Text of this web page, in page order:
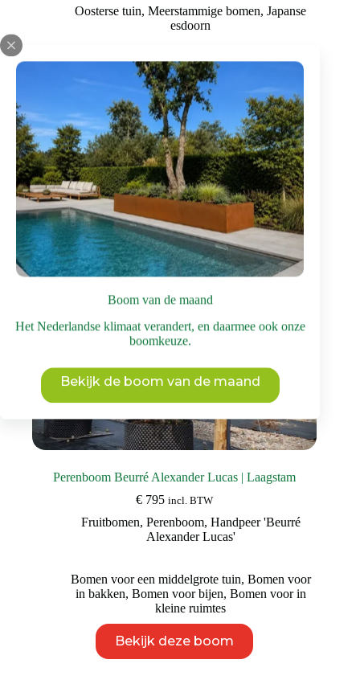
Boom van de maand
Het Nederlandse klimaat verandert, en daarmee ook onze
boomkeuze.
Bekijk de boom van de maand
tot
€ 4.750
Oosterse tuin,Meerstammige bomen,Japanse
esdoorn
Bomen met mooie herfstkleuren
Bomen voor in
kleine ruimtes,Bomen voor middelgrote tuin
Bekijk deze boom
Dit
product
heeft
meerdere
variaties.
Deze
optie
kan
gekozen
worden
op
de
productpagina
Perenboom Beurré Alexander Lucas | Laagstam
€ 795 incl. BTW
Fruitbomen, Perenboom, Handpeer 'Beurré
Alexander Lucas'
Bomen voor een middelgrote tuin, Bomen voor
in bakken, Bomen voor bijen, Bomen voor in
kleine ruimtes
Bekijk deze boom
product
heeft